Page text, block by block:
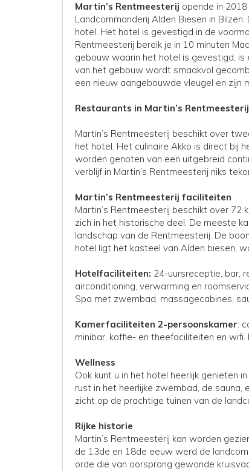
Martin’s Rentmeesterij opende in
Landcommanderij Alden Biesen in
hotel. Het hotel is gevestigd in de
Rentmeesterij bereik je in 10 minuten
gebouw waarin het hotel is gevestigd,
van het gebouw wordt smaakvol
een nieuw aangebouwde vleugel en zijn
Restaurants in Martin’s Rentmeesterij
Martin’s Rentmeesterij beschikt over
het hotel. Het culinaire Akko is direct bij
worden genoten van een uitgebreid
verblijf in Martin’s Rentmeesterij niks
Martin’s Rentmeesterij faciliteiten
Martin’s Rentmeesterij beschikt over 72
zich in het historische deel. De meeste
landschap van de Rentmeesterij. De
hotel ligt het kasteel van Alden biesen,
Hotelfaciliteiten: 24-uursreceptie, bar,
airconditioning, verwarming en
Spa met zwembad, massagecabines,
Kamerfaciliteiten 2-persoonskamer:
minibar, koffie- en theefaciliteiten en
Wellness
Ook kunt u in het hotel heerlijk genieten
rust in het heerlijke zwembad, de
zicht op de prachtige tuinen van de
Rijke historie
Martin’s Rentmeesterij kan worden
de 13de en 18de eeuw werd de
orde die van oorsprong gewonde